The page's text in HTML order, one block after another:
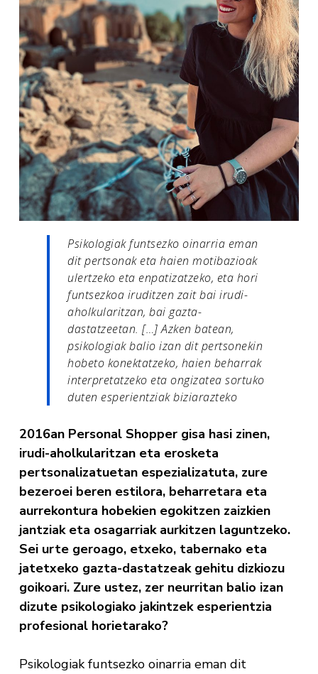
Psikologiak funtsezko oinarria eman
dit pertsonak eta haien motibazioak
ulertzeko eta enpatizatzeko, eta hori
funtsezkoa iruditzen zait bai irudi-
aholkularitzan, bai gazta-
dastatzeetan. […] Azken batean,
psikologiak balio izan dit pertsonekin
hobeto konektatzeko, haien beharrak
interpretatzeko eta ongizatea sortuko
duten esperientziak biziarazteko
2016an Personal Shopper gisa hasi zinen,
irudi-aholkularitzan eta erosketa
pertsonalizatuetan espezializatuta, zure
bezeroei beren estilora, beharretara eta
aurrekontura hobekien egokitzen zaizkien
jantziak eta osagarriak aurkitzen laguntzeko.
Sei urte geroago, etxeko, tabernako eta
jatetxeko gazta-dastatzeak gehitu dizkiozu
goikoari. Zure ustez, zer neurritan balio izan
dizute psikologiako jakintzek esperientzia
profesional horietarako?
Psikologiak funtsezko oinarria eman dit